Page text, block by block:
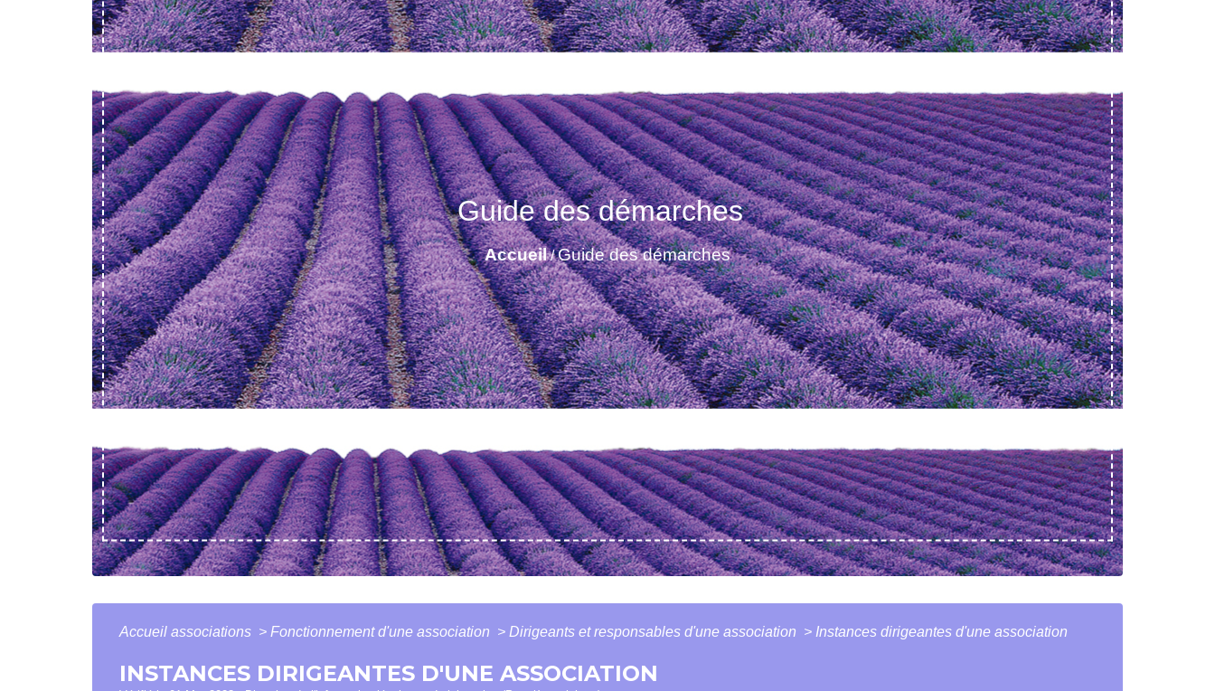
Guide des démarches
Accueil/Guide des démarches
Accueil associations > Fonctionnement d'une association > Dirigeants et responsables d'une association > Instances dirigeantes d'une association
INSTANCES DIRIGEANTES D'UNE ASSOCIATION